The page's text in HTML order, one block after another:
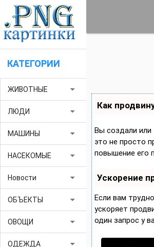
КАТЕГОРИИ
ЖИВОТНЫЕ arrow_drop_down
ЛЮДИ arrow_drop_down
МАШИНЫ arrow_drop_down
НАСЕКОМЫЕ arrow_drop_down
Новости arrow_drop_down
ОБЪЕКТЫ arrow_drop_down
ОВОЩИ arrow_drop_down
ОДЕЖДА arrow_drop_down
Как
Вы создали или
это не просто
повышение его
Ускорение
Если вам
ускоряет
один запрос у